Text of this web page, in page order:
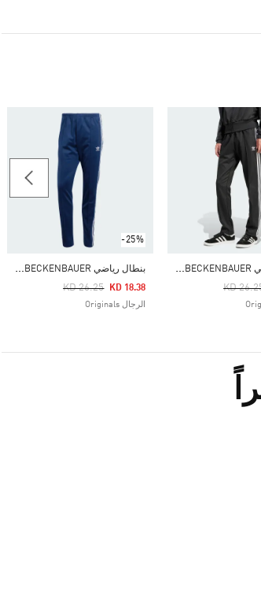
ب
نطال رياضي ADICOLOR CLASSICS BECKENBAUER
Price Reduced
KD
To
-25%
ب
نطال رياضي ADICOLOR CLASSICS BECKENBAUER
Price Reduced From
KD 26.25
To KD 18.38
الرجال Originals
Price Reduced From